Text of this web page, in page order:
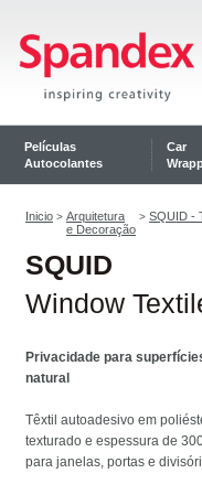
Películas
Autocolantes
Car
Inicio > Arquitetura
e Decoração
> SQUID -
SQUID
Window
Privacidade para
natural
Têxtil autoadesivo em
texturado e espessura de
para janelas, portas e